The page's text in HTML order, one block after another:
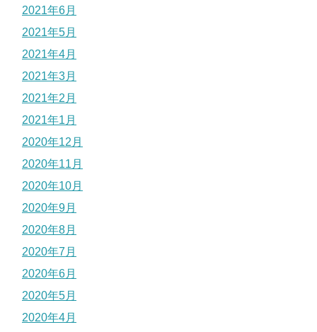
2021年6月
2021年5月
2021年4月
2021年3月
2021年2月
2021年1月
2020年12月
2020年11月
2020年10月
2020年9月
2020年8月
2020年7月
2020年6月
2020年5月
2020年4月